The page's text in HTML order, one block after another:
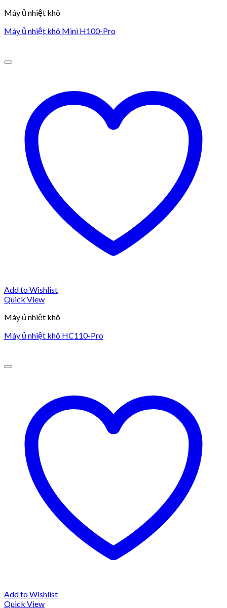
Máy ủ nhiệt khô
Máy ủ nhiệt khô Mini H100-Pro
Add to Wishlist
Quick View
Máy ủ nhiệt khô
Máy ủ nhiệt khô HC110-Pro
Add to Wishlist
Quick View